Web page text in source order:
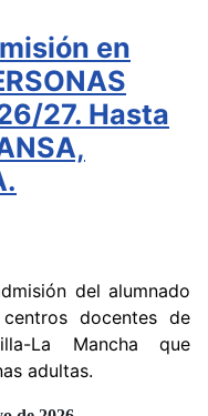
en
27. Hasta
del alumnado
docentes de
La Mancha que
adultas.